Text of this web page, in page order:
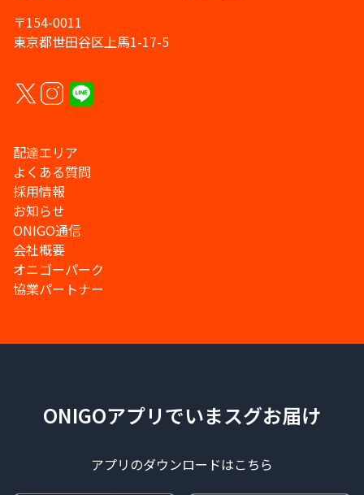
〒154-0011
東京都世田谷区上馬1-17-5
配達エリア
よくある質問
採用情報
お知らせ
ONIGO通信
会社概要
オニゴーパーク
協業パートナー
ONIGOアプリでいまスグお届け
アプリのダウンロードはこちら